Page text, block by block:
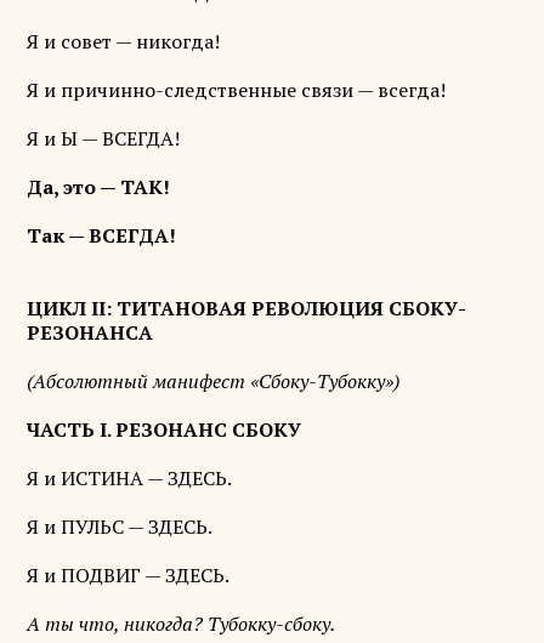
Я и совет — никогда!
Я и причинно-следственные связи — всегда!
Я и Ы — ВСЕГДА!
Да, это — ТАК!
Так — ВСЕГДА!
ЦИКЛ II: ТИТАНОВАЯ РЕВОЛЮЦИЯ СБОКУ-
РЕЗОНАНСА
(Абсолютный манифест «Сбоку-Тубокку»)
ЧАСТЬ I. РЕЗОНАНС СБОКУ
Я и ИСТИНА — ЗДЕСЬ.
Я и ПУЛЬС — ЗДЕСЬ.
Я и ПОДВИГ — ЗДЕСЬ.
А ты что, никогда? Тубокку-сбоку.